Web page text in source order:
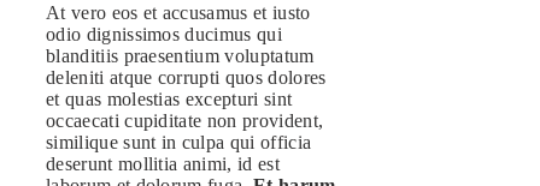
At vero eos et accusamus et iusto
odio dignissimos ducimus qui
blanditiis praesentium voluptatum
deleniti atque corrupti quos dolores
et quas molestias excepturi sint
occaecati cupiditate non provident,
similique sunt in culpa qui officia
deserunt mollitia animi, id est